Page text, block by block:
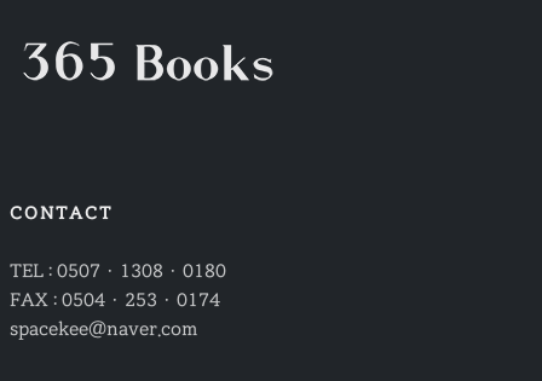
CONTACT
TEL : 0507 · 1308 · 0180
FAX : 0504 · 253 · 0174
spacekee@naver.com